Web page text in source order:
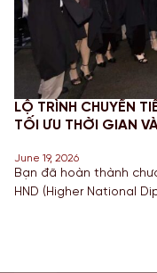
LỘ TRÌNH CHUYỂN
TỐI ƯU THỜI GIAN
June 19, 2026
Bạn đã hoàn thành
HND (Higher National
Quốc gia có nền giáo